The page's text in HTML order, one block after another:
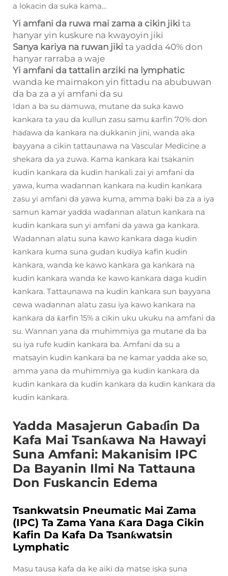
a lokacin da suka kama...
Yi amfani da ruwa mai zama a cikin jiki ta
hanyar yin kuskure na kwayoyin jiki
Sanya kariya na ruwan jiki ta yadda 40% don
hanyar rarraba a waje
Yi amfani da tattalin arziki na lymphatic
wanda ke maimakon yin fittadu na abubuwan
da ba za a yi amfani da su
Idan a ba su damuwa, mutane da suka kawo
kankara ta yau da kullun zasu samu ƙarfin 70% don
haɗawa da kankara na dukkanin jini, wanda aka
bayyana a cikin tattaunawa na Vascular Medicine a
shekara da ya zuwa. Kama kankara kai tsakanin
kudin kankara da kudin hankali zai yi amfani da
yawa, kuma wadannan kankara na kudin kankara
zasu yi amfani da yawa kuma, amma baki ba za a iya
samun kamar yadda wadannan alatun kankara na
kudin kankara sun yi amfani da yawa ga kankara.
Wadannan alatu suna kawo kankara daga kudin
kankara kuma suna gudan kudiya kafin kudin
kankara, wanda ke kawo kankara ga kankara na
kudin kankara wanda ke kawo kankara daga kudin
kankara. Tattaunawa na kudin kankara sun bayyana
cewa wadannan alatu zasu iya kawo kankara na
kankara da ƙarfin 15% a cikin uku ukuku na amfani da
su. Wannan yana da muhimmiya ga mutane da ba
su iya rufe kudin kankara ba. Amfani da su a
matsayin kudin kankara ba ne kamar yadda ake so,
amma yana da muhimmiya ga kudin kankara da
kudin kankara da kudin kankara da kudin kankara da
kudin kankara.
Yadda Masajerun Gabaɗin Da
Kafa Mai Tsanƙawa Na Hawayi
Suna Amfani: Makanisim IPC
Da Bayanin Ilmi Na Tattauna
Don Fuskancin Edema
Tsankwatsin Pneumatic Mai Zama
(IPC) Ta Zama Yana Ƙara Daga Cikin
Kafin Da Kafa Da Tsanƙwatsin
Lymphatic
Masu tausa kafa da ke aiki da matse iska suna